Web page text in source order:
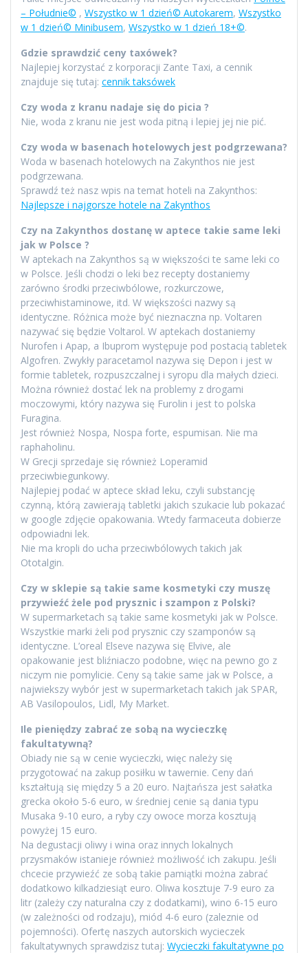
– Południe© , Wszystko w 1 dzień© Autokarem, Wszystko
w 1 dzień© Minibusem, Wszystko w 1 dzień 18+©.
Gdzie sprawdzić ceny taxówek?
Najlepiej korzystać z korporacji Zante Taxi, a cennik
znajduje się tutaj: cennik taksówek
Czy woda z kranu nadaje się do picia ?
Nie, woda z kranu nie jest woda pitną i lepiej jej nie pić.
Czy woda w basenach hotelowych jest podgrzewana?
Woda w basenach hotelowych na Zakynthos nie jest
podgrzewana.
Sprawdź też nasz wpis na temat hoteli na Zakynthos:
Najlepsze i najgorsze hotele na Zakynthos
Czy na Zakynthos dostanę w aptece takie same leki
jak w Polsce ?
W aptekach na Zakynthos są w większości te same leki co
w Polsce. Jeśli chodzi o leki bez recepty dostaniemy
zarówno środki przeciwbólowe, rozkurczowe,
przeciwhistaminowe, itd. W większości nazwy są
identyczne. Różnica może być nieznaczna np. Voltaren
nazywać się będzie Voltarol. W aptekach dostaniemy
Nurofen i Apap, a Ibuprom występuje pod postacią tabletek
Algofren. Zwykły paracetamol nazywa się Depon i jest w
formie tabletek, rozpuszczalnej i syropu dla małych dzieci.
Można również dostać lek na problemy z drogami
moczowymi, który nazywa się Furolin i jest to polska
Furagina.
Jest również Nospa, Nospa forte, espumisan. Nie ma
raphaholinu.
W Grecji sprzedaje się również Loperamid
przeciwbiegunkowy.
Najlepiej podać w aptece skład leku, czyli substancję
czynną, którą zawierają tabletki jakich szukacie lub pokazać
w google zdjęcie opakowania. Wtedy farmaceuta dobierze
odpowiadni lek.
Nie ma kropli do ucha przeciwbólowych takich jak
Ototalgin.
Czy w sklepie są takie same kosmetyki czy muszę
przywieźć żele pod prysznic i szampon z Polski?
W supermarketach są takie same kosmetyki jak w Polsce.
Wszystkie marki żeli pod prysznic czy szamponów są
identyczne. L’oreal Elseve nazywa się Elvive, ale
opakowanie jest bliźniaczo podobne, więc na pewno go z
niczym nie pomylicie. Ceny są takie same jak w Polsce, a
najwiekszy wybór jest w supermarketach takich jak SPAR,
AB Vasilopoulos, Lidl, My Market.
Ile pieniędzy zabrać ze sobą na wycieczkę
fakultatywną?
Obiady nie są w cenie wycieczki, więc należy się
przygotować na zakup posiłku w tawernie. Ceny dań
kształtują się między 5 a 20 euro. Najtańsza jest sałatka
grecka około 5-6 euro, w średniej cenie są dania typu
Musaka 9-10 euro, a ryby czy owoce morza kosztują
powyżej 15 euro.
Na degustacji oliwy i wina oraz innych lokalnych
przysmaków istanieje również możliwość ich zakupu. Jeśli
chcecie przywieźć ze sobą takie pamiątki można zabrać
dodatkowo kilkadziesiąt euro. Oliwa kosztuje 7-9 euro za
litr (zależy czy naturalna czy z dodatkami), wino 6-15 euro
(w zależności od rodzaju), miód 4-6 euro (zaleznie od
pojemności). Ofertę naszych autorskich wycieczek
fakultatywnych sprawdzisz tutaj: Wycieczki fakultatywne po